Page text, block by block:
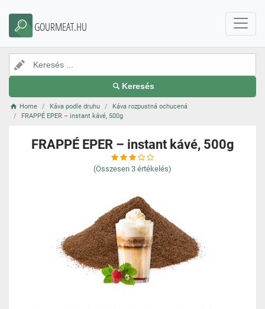
GOURMEAT.HU
Keresés
Home Káva podle druhu
Káva rozpustná ochucená
FRAPPÉ EPER – instant kávé, 500g
FRAPPÉ EPER – instant kávé, 500g
(Összesen 3 értékelés)